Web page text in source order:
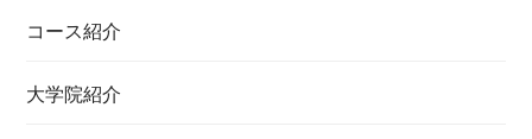
コース紹介
大学院紹介